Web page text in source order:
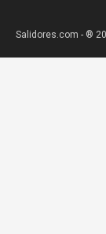
Salidores.com - ®